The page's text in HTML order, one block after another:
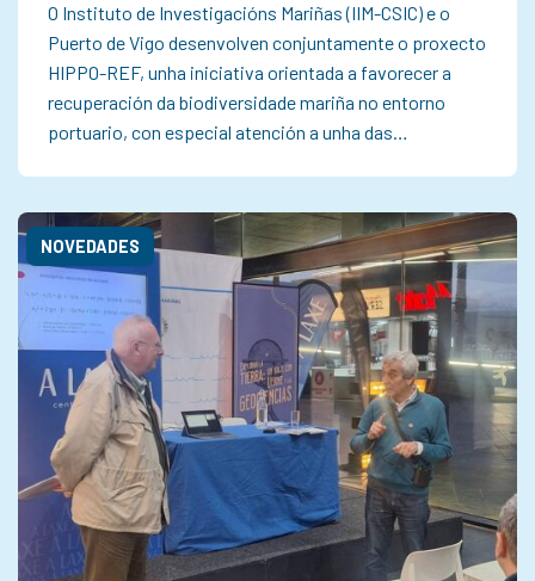
O Instituto de Investigacións Mariñas (IIM-CSIC) e o
Puerto de Vigo desenvolven conjuntamente o proxecto
HIPPO-REF, unha iniciativa orientada a favorecer a
recuperación da biodiversidade mariña no entorno
portuario, con especial atención a unha das…
NOVEDADES